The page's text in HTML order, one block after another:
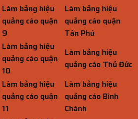
Làm bảng hiệu
quảng cáo quận
9
Làm bảng hiệu
quảng cáo quận
Tân Phú
Làm bảng hiệu
quảng cáo quận
10
Làm bảng hiệu
quảng cáo Thủ Đức
Làm bảng hiệu
quảng cáo quận
11
Làm bảng hiệu
quảng cáo Bình
Chánh